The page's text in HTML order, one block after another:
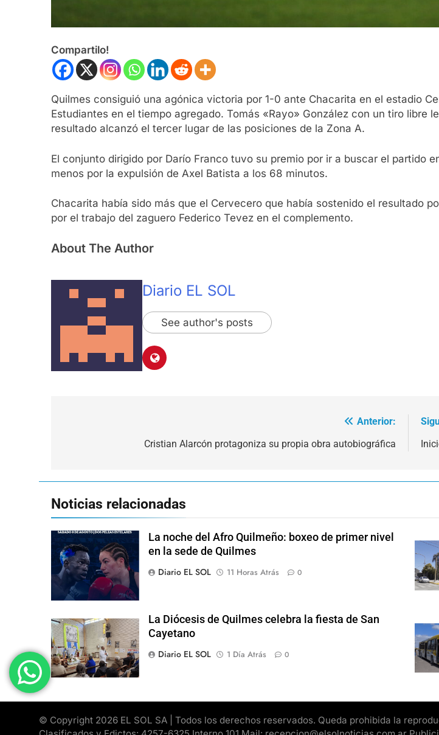
Compartilo!
Quilmes consiguió una agónica victoria por 1-0 ante Chacarita en el estadio
Estudiantes en el tiempo agregado. Tomás «Rayo» González con un tiro
resultado alcanzó el tercer lugar de las posiciones de la Zona A.
El conjunto dirigido por Darío Franco tuvo su premio por ir a buscar el partido
menos por la expulsión de Axel Batista a los 68 minutos.
Chacarita había sido más que el Cervecero que había sostenido el resultado
por el trabajo del zaguero Federico Tevez en el complemento.
About The Author
Diario EL SOL
See author's posts
Anterior:
Cristian Alarcón protagoniza su propia obra autobiográfica
Noticias relacionadas
La noche del Afro Quilmeño: boxeo de primer nivel
en la sede de Quilmes
Diario EL SOL
11 Horas Atrás 0
La Diócesis de Quilmes celebra la fiesta de San
Cayetano
Diario EL SOL
1 Día Atrás 0
© Copyright 2026 EL SOL SA | Todos los derechos reservados. Queda prohibida la